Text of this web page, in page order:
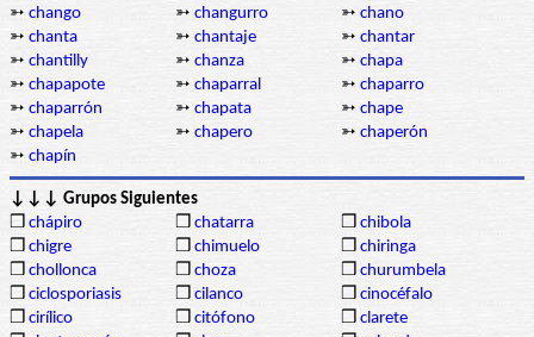
➳ chango ➳ changurro ➳ chano
➳ chanta ➳ chantaje ➳ chantar
➳ chantilly ➳ chanza ➳ chapa
➳ chapapote ➳ chaparral ➳ chaparro
➳ chaparrón ➳ chapata ➳ chape
➳ chapela ➳ chapero ➳ chaperón
➳ chapín
↓↓↓ Grupos Siguientes
❒ chápiro ❒ chatarra ❒ chibola
❒ chigre ❒ chimuelo ❒ chiringa
❒ chollonca ❒ choza ❒ churumbela
❒ ciclosporiasis ❒ cilanco ❒ cinocéfalo
❒ cirílico ❒ citófono ❒ clarete